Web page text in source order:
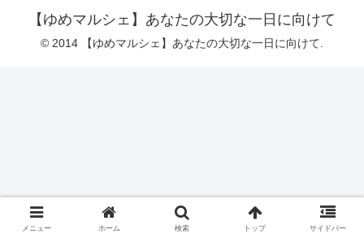
【ゆめマルシェ】あなたの大切な一日に向けて
© 2014 【ゆめマルシェ】あなたの大切な一日に向けて.
メニュー ホーム 検索 トップ サイドバー